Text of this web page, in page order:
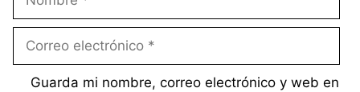
Correo
Guarda mi nombre, correo electrónico y web en